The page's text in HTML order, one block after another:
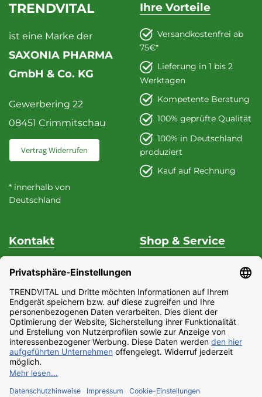
TRENDVITAL
ist eine Marke der
SAXONIA PHARMA
GmbH & Co. KG
Gewerbering 22
08451 Crimmitschau
Vertrag Widerrufen
* innerhalb von
Deutschland
Ihre Vorteile
Versandkostenfrei ab
75€*
Lieferung in 1 bis 2
Werktagen
Kompetente Beratung
100% geprüfte Qualität
100% in Deutschland
produziert
Kauf auf Rechnung
Kontakt
Unterstützung & Beratung
Fon +49 (0) 37 62 / 95 71 25
Fax+49 (0) 37 62 / 95 71 29
Mo - Do9:00 Uhr - 15:00
Uhr
Fr9:00 Uhr - 13:00 Uhr
E-Mail:
service@trendvital.de
Shop & Service
Datenschutz
Widerrufsrecht
Impressum
Partnerprogramm